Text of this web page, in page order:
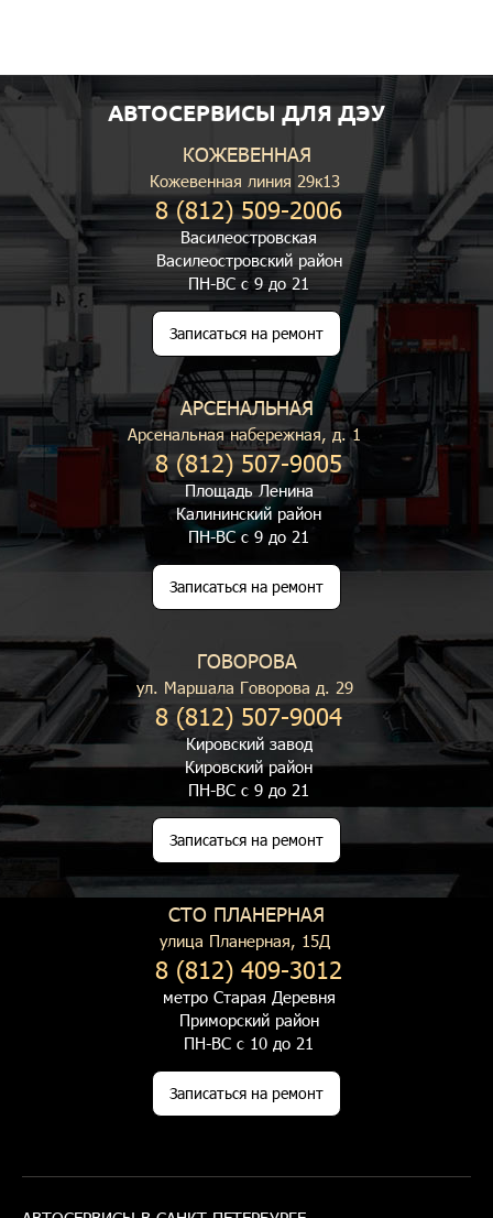
АВТОСЕРВИСЫ ДЛЯ ДЭУ
КОЖЕВЕННАЯ
Кожевенная линия 29к13
8 (812) 509-2006
Василеостровская
Василеостровский район
ПН-ВС с 9 до 21
Записаться на ремонт
АРСЕНАЛЬНАЯ
Арсенальная набережная, д. 1
8 (812) 507-9005
Площадь Ленина
Калининский район
ПН-ВС с 9 до 21
Записаться на ремонт
ГОВОРОВА
ул. Маршала Говорова д. 29
8 (812) 507-9004
Кировский завод
Кировский район
ПН-ВС с 9 до 21
Записаться на ремонт
СТО ПЛАНЕРНАЯ
улица Планерная, 15Д
8 (812) 409-3012
метро Старая Деревня
Приморский район
ПН-ВС с 10 до 21
Записаться на ремонт